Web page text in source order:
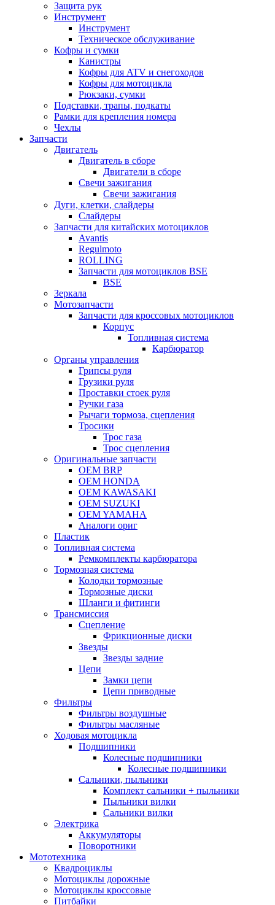
Защита рук
Инструмент
Инструмент
Техническое обслуживание
Кофры и сумки
Канистры
Кофры для ATV и снегоходов
Кофры для мотоцикла
Рюкзаки, сумки
Подставки, трапы, подкаты
Рамки для крепления номера
Чехлы
Запчасти
Двигатель
Двигатель в сборе
Двигатели в сборе
Свечи зажигания
Свечи зажигания
Дуги, клетки, слайдеры
Слайдеры
Запчасти для китайских мотоциклов
Avantis
Regulmoto
ROLLING
Запчасти для мотоциклов BSE
BSE
Зеркала
Мотозапчасти
Запчасти для кроссовых мотоциклов
Корпус
Топливная система
Карбюратор
Органы управления
Грипсы руля
Грузики руля
Проставки стоек руля
Ручки газа
Рычаги тормоза, сцепления
Тросики
Трос газа
Трос сцепления
Оригинальные запчасти
OEM BRP
OEM HONDA
OEM KAWASAKI
OEM SUZUKI
OEM YAMAHA
Аналоги ориг
Пластик
Топливная система
Ремкомплекты карбюратора
Тормозная система
Колодки тормозные
Тормозные диски
Шланги и фитинги
Трансмиссия
Cцепление
Фрикционные диски
Звезды
Звезды задние
Цепи
Замки цепи
Цепи приводные
Фильтры
Фильтры воздушные
Фильтры масляные
Ходовая мотоцикла
Подшипники
Колесные подшипники
Колесные подшипники
Сальники, пыльники
Комплект сальники + пыльники
Пыльники вилки
Сальники вилки
Электрика
Аккумуляторы
Поворотники
Мототехника
Квадроциклы
Мотоциклы дорожные
Мотоциклы кроссовые
Питбайки